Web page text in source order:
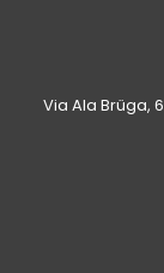
Via Ala Brüga,